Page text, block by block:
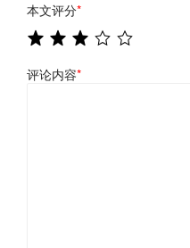
本文评分*
评论内容*